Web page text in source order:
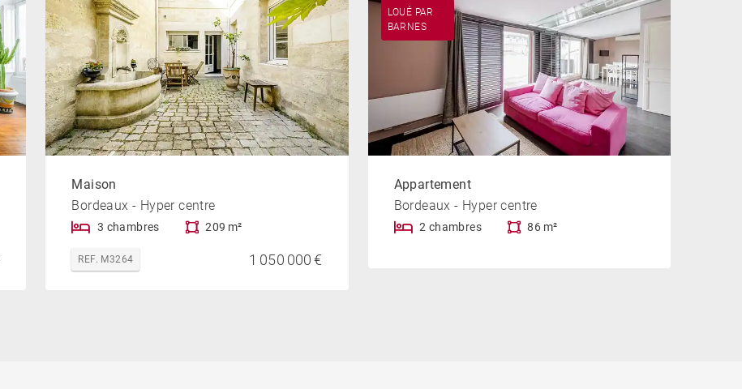
Maison
Bordeaux - Hyper centre
3 chambres 209 m²
REF. M3264 1 050 000 €
LOUÉ PAR
BARNES
Appartement
Bordeaux - Hyper centre
2 chambres 86 m²